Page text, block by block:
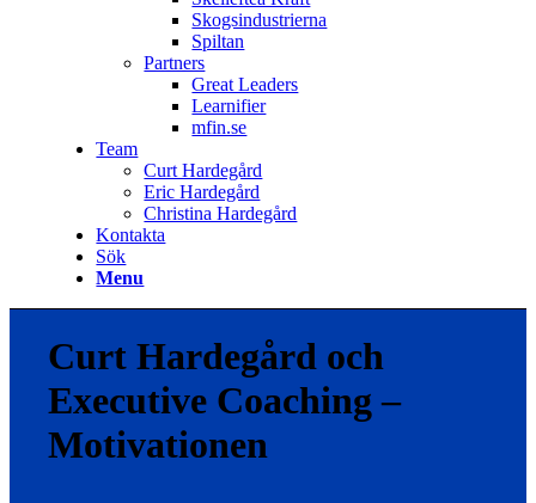
Skogsindustrierna
Spiltan
Partners
Great Leaders
Learnifier
mfin.se
Team
Curt Hardegård
Eric Hardegård
Christina Hardegård
Kontakta
Sök
Menu
Curt Hardegård och
Executive Coaching –
Motivationen